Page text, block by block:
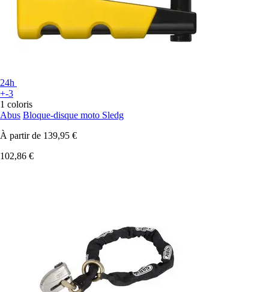
24h
+-3
1 coloris
Abus Bloque-disque moto Sledg
À partir de 139,95 €
102,86 €